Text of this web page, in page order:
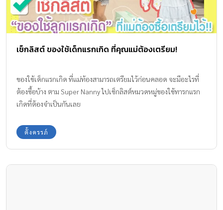
เช็กลิสต์ ของใช้เด็กแรกเกิด ที่คุณแม่ต้องเตรียม!
ของใช้เด็กแรกเกิด ที่แม่ท้องสามารถเตรียมไว้ก่อนคลอด จะมีอะไรที่
ต้องซื้อบ้าง ตาม Super Nanny ไปเช็กลิสต์หมวดหมู่ของใช้ทารกแรก
เกิดที่ต้องจำเป็นกันเลย
ตั้งครรภ์